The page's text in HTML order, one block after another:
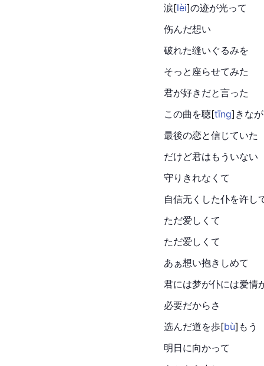
涙[lèi]の迹が光って
伤んだ想い
破れた缝いぐるみを
そっと座らせてみた
君が好きだと言った
この曲を聴[tīng] きな
最後の恋と信じていた
だけど君はもういない
守りきれなくて
自信无くした仆を许し
ただ爱しくて
ただ爱しくて
あぁ想い抱きしめて
君には梦が仆には爱情
必要だからさ
选んだ道を歩[bù] もう
明日に向かって